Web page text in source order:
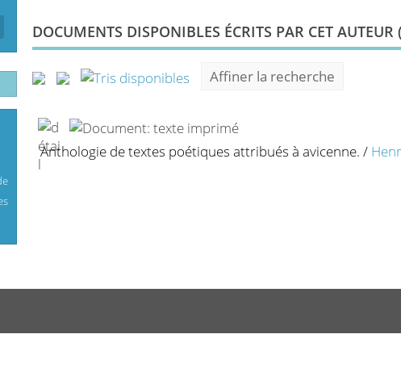
DOCUMENTS DISPONIBLES ÉCRITS PAR CET AUTEUR (
Affiner la recherche
Anthologie de textes poétiques attribués à avicenne. /